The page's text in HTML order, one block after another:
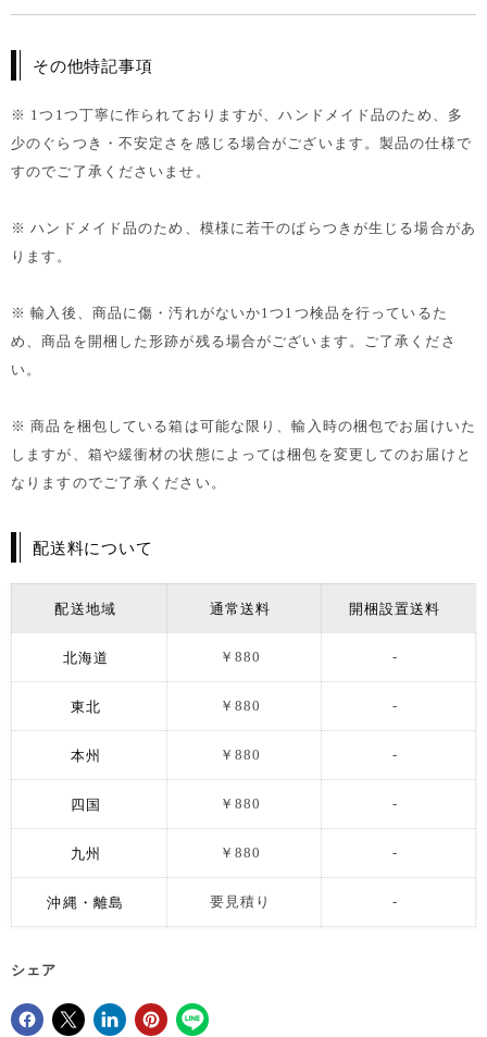
その他特記事項
※ 1つ1つ丁寧に作られておりますが、ハンドメイド品のため、多
少のぐらつき・不安定さを感じる場合がございます。製品の仕様で
すのでご了承くださいませ。
※ ハンドメイド品のため、模様に若干のばらつきが生じる場合があ
ります。
※ 輸入後、商品に傷・汚れがないか1つ1つ検品を行っているた
め、商品を開梱した形跡が残る場合がございます。ご了承くださ
い。
※ 商品を梱包している箱は可能な限り、輸入時の梱包でお届けいた
しますが、箱や緩衝材の状態によっては梱包を変更してのお届けと
なりますのでご了承ください。
配送料について
配送地域 通常送料 開梱設置送料
北海道 ￥880 -
東北 ￥880 -
本州 ￥880 -
四国 ￥880 -
九州 ￥880 -
沖縄・離島 要見積り -
シェア